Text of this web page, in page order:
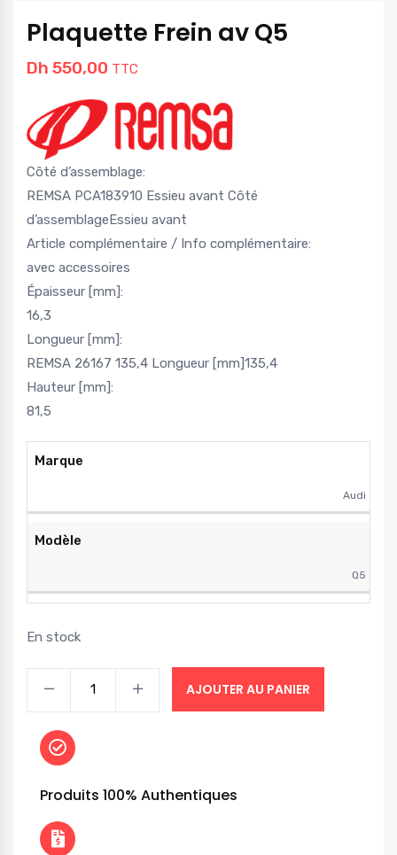
Plaquette Frein av Q5
Dh 550,00 TTC
Côté d’assemblage:
REMSA PCA183910 Essieu avant Côté
d’assemblageEssieu avant
Article complémentaire / Info complémentaire:
avec accessoires
Épaisseur [mm]:
16,3
Longueur [mm]:
REMSA 26167 135,4 Longueur [mm]135,4
Hauteur [mm]:
81,5
Marque
Audi
Modèle
Q5
En stock
AJOUTER AU PANIER
Produits 100% Authentiques